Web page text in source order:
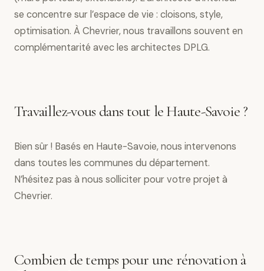
se concentre sur l’espace de vie : cloisons, style,
optimisation. À Chevrier, nous travaillons souvent en
complémentarité avec les architectes DPLG.
Travaillez-vous dans tout le Haute-Savoie ?
Bien sûr ! Basés en Haute-Savoie, nous intervenons
dans toutes les communes du département.
N’hésitez pas à nous solliciter pour votre projet à
Chevrier.
Combien de temps pour une rénovation à